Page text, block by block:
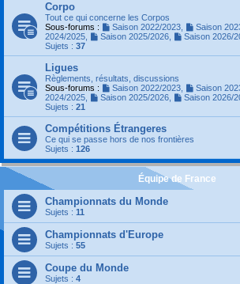
Corpo
Tout ce qui concerne les Corpos
Sous-forums :
Saison 2022/2023, Saison
2024/2025
Saison 2025/2026,
Saison 2026/
Sujets : 37
Ligues
Règlements, résultats, discussions
Sous-forums :
Saison 2022/2023, Saison
2024/2025
Saison 2025/2026,
Saison 2026/
Sujets : 21
Compétitions Étrangeres
Ce qui se passe hors de nos frontières
Sujets : 126
Équipe de France
Championnats du Monde
Sujets : 11
Championnats d'Europe
Sujets : 55
Coupe du Monde
Sujets : 4